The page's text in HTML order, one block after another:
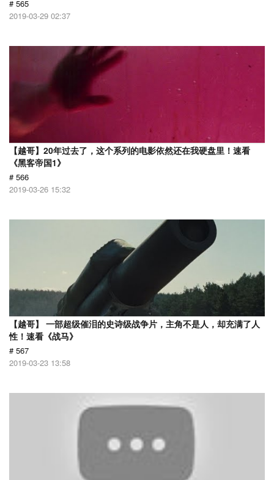
# 565
2019-03-29 02:37
【越哥】20年过去了，这个系列的电影依然还在我硬盘里！速看
《黑客帝国1》
# 566
2019-03-26 15:32
【越哥】 一部超级催泪的史诗级战争片，主角不是人，却充满了人
性！速看《战马》
# 567
2019-03-23 13:58